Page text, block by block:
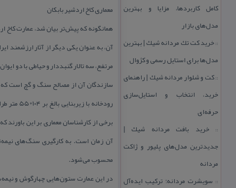
كامل كاربردها، مزایا و بهترین
مدل‌های بازار
::خرید كت تك مردانه شیك | بهترین
مدل‌ها برای استایل رسمی و كژوال
::كت و شلوار مردانه شیك | راهنمای
خرید، انتخاب و استایل‌سازی
حرفه‌ای
::خرید بافت مردانه شیك |
جدیدترین مدل‌های پلیور و ژاكت
مردانه
:: سویشرت مردانه؛ تركیب ایده‌آل
معماری كاخ اردشیر بابكان
همانگونه كه پیش‌تر بیان شد، عمارت كاخ
آن، به عنوان یكی دیگر از آثار
مرتفع، سه تالار گنبددار و حیاطی با دو
سازندگان آن از مصالح سنگ و گچ است
برخی از كارشناسان معماری بر این باورند
آن زمان است. به كارگیری سنگ‌های
محسوب می‌شود.
در این عمارت ستون‌هایی چهارگوش و